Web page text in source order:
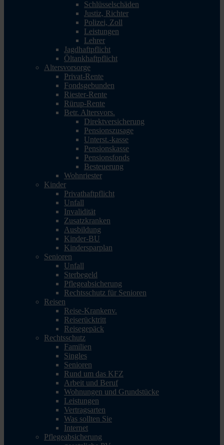
Schlüsselschäden
Justiz, Richter
Polizei, Zoll
Leistungen
Lehrer
Jagdhaftpflicht
Öltankhaftpflicht
Altersvorsorge
Privat-Rente
Fondsgebunden
Riester-Rente
Rürup-Rente
Betr. Altersvors.
Direktversicherung
Pensionszusage
Unterst.-kasse
Pensionskasse
Pensionsfonds
Besteuerung
Wohnriester
Kinder
Privathaftpflicht
Unfall
Invalidität
Zusatzkranken
Ausbildung
Kinder-BU
Kindersparplan
Senioren
Unfall
Sterbegeld
Pflegeabsicherung
Rechtsschutz für Senioren
Reisen
Reise-Krankenv.
Reiserücktritt
Reisegepäck
Rechtsschutz
Familien
Singles
Senioren
Rund um das KFZ
Arbeit und Beruf
Wohnungen und Grundstücke
Leistungen
Vertragsarten
Was sollten Sie
Internet
Pflegeabsicherung